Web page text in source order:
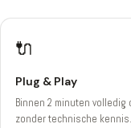
🔌
Plug & Play
Binnen 2 minuten
zonder technische kennis.